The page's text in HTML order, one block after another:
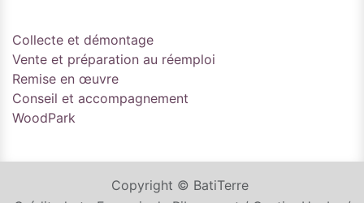
Collecte et démontage
Vente et préparation au réemploi
Remise en œuvre
Conseil et accompagnement
WoodPark
Copyright © BatiTerre